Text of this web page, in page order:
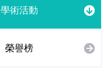
學術活動
榮譽榜